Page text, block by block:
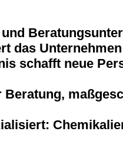
das
schafft neue